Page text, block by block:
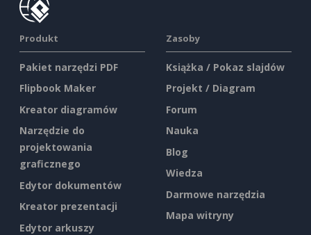
Produkt
Pakiet narzędzi PDF
Flipbook Maker
Kreator diagramów
Narzędzie do
projektowania
graficznego
Edytor dokumentów
Kreator prezentacji
Edytor arkuszy
Zasoby
Książka / Pokaz slajdów
Projekt / Diagram
Forum
Nauka
Blog
Wiedza
Darmowe narzędzia
Mapa witryny